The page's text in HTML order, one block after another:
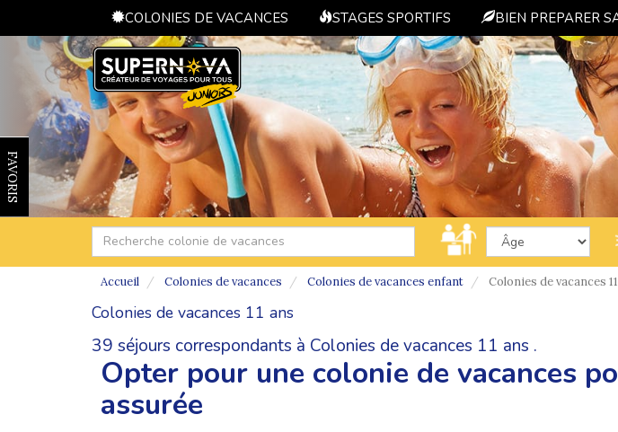
COLONIES DE VACANCES STAGES SPORTIFS BIEN PREPARER
FAVORIS
Accueil Colonies de vacances Colonies de vacances enfant Colonies de vacances
Colonies de vacances 11 ans
39 séjours correspondants à Colonies de vacances 11 ans .
Opter pour une colonie de vacances
assurée